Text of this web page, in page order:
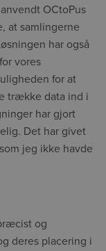
OCtoPus
at samlingerne
har også
vores
for at
trække data ind i
har gjort
Det har givet
jeg ikke havde
og
deres placering i